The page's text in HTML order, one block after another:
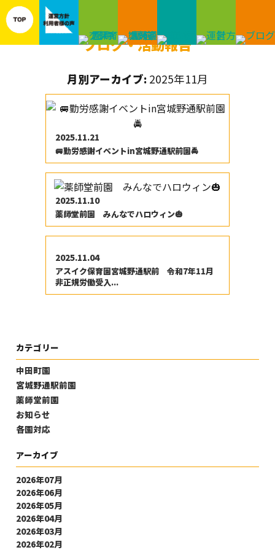
ブログ・活動報告
月別アーカイブ: 2025年11月
2025.11.21
🚐勤労感謝イベントin宮城野通駅前園🚔
2025.11.10
薬師堂前園 みんなでハロウィン🎃
2025.11.04
アスイク保育園宮城野通駅前 令和7年11月
非正規労働受入...
カテゴリー
中田町園
宮城野通駅前園
薬師堂前園
お知らせ
各園対応
アーカイブ
2026年07月
2026年06月
2026年05月
2026年04月
2026年03月
2026年02月